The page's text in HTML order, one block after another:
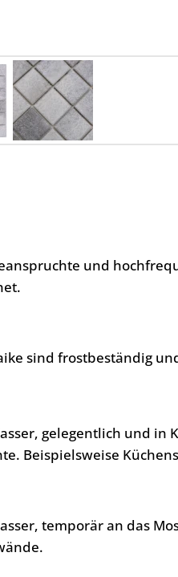
und
sind frostbeständig
gelegentlich und in
Beispielsweise
temporär an das